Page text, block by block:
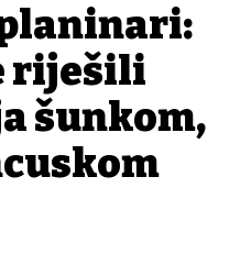
riješili
šunkom,